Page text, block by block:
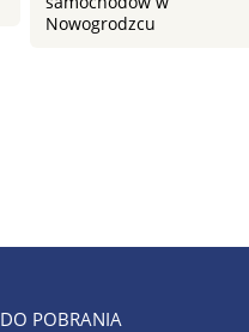
Nowogrodzcu
DO POBRANIA